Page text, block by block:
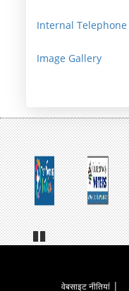
Internal
Image Gallery
वेबसाइट नीतियां